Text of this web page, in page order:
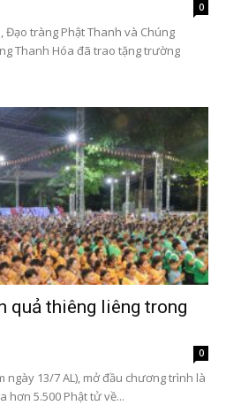
0
tràng Phật Thanh và Chúng
Thanh Hóa đã trao tặng trường
quả thiêng liêng trong
0
ngày 13/7 AL), mở đầu chương trình là
hơn 5.500 Phật tử về...